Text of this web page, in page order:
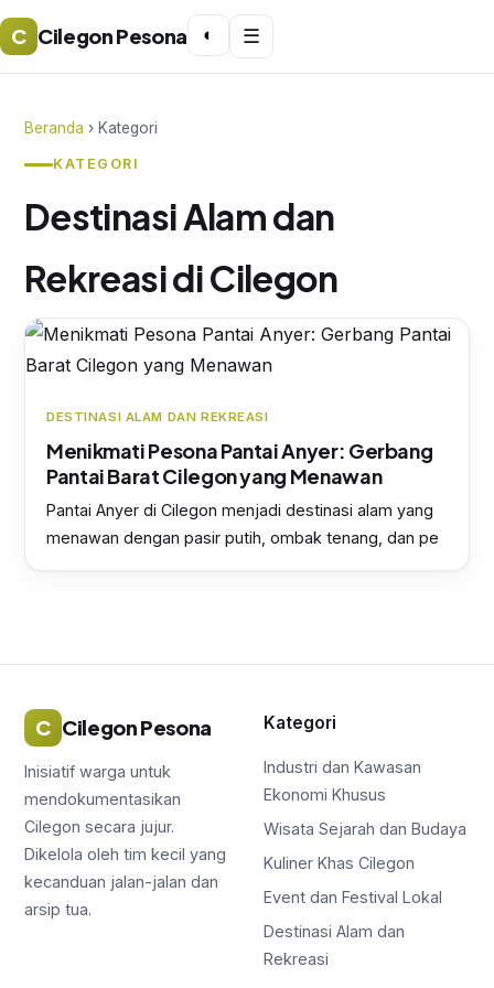
C Cilegon Pesona ◐ ☰
Beranda › Kategori
KATEGORI
Destinasi Alam dan
Rekreasi di Cilegon
DESTINASI ALAM DAN REKREASI
Menikmati Pesona Pantai Anyer: Gerbang
Pantai Barat Cilegon yang Menawan
Pantai Anyer di Cilegon menjadi destinasi alam yang
menawan dengan pasir putih, ombak tenang, dan pe
C Cilegon Pesona
Inisiatif warga untuk
mendokumentasikan
Cilegon secara jujur.
Dikelola oleh tim kecil yang
kecanduan jalan-jalan dan
arsip tua.
Kategori
Industri dan Kawasan
Ekonomi Khusus
Wisata Sejarah dan Budaya
Kuliner Khas Cilegon
Event dan Festival Lokal
Destinasi Alam dan
Rekreasi